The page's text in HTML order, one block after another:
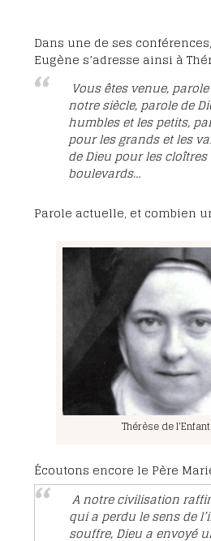
Dans une de ses
Eugène s’adresse ainsi à
Vous êtes venue,
notre siècle, parole de
humbles et les petits,
pour les grands et les
de Dieu pour les cloîtres
boulevards…
Parole actuelle, et combien
Thérèse de
Écoutons encore le Père
A notre civilisation
qui a perdu le sens de
souffre, Dieu a envoyé